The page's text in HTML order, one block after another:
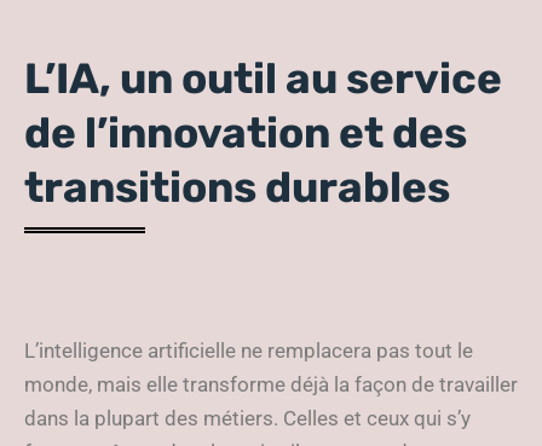
L’IA, un outil au service
de l’innovation et des
transitions durables
L’intelligence artificielle ne remplacera pas tout le
monde, mais elle transforme déjà la façon de travailler
dans la plupart des métiers. Celles et ceux qui s’y